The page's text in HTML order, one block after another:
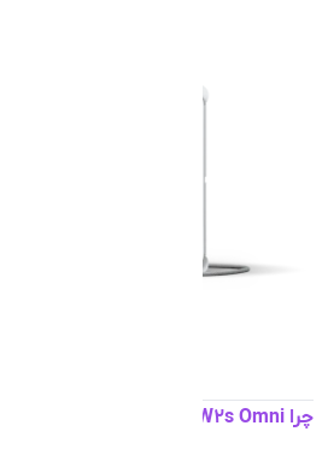
چرا Winbot W2s Omni یکی از بهترین هاست؟